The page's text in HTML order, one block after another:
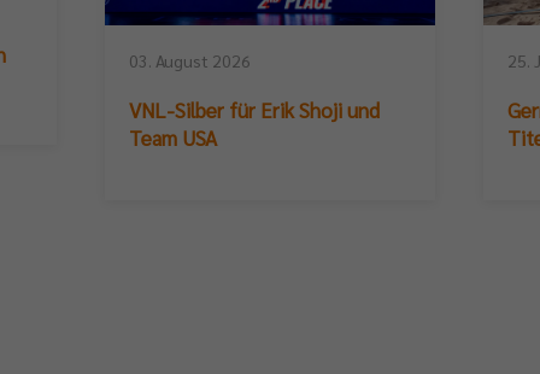
03. August 2026
VNL-Silber für Erik Shoji und
Team USA
25.